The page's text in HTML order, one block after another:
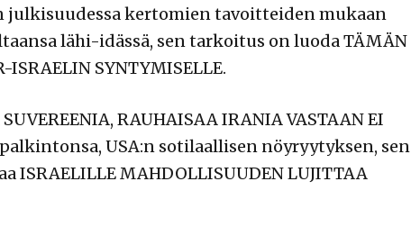
kertomien tavoitteiden mukaan
lähi-idässä, sen tarkoitus on luoda TÄMÄN
ISRAELIN SYNTYMISELLE.
RAUHAISAA IRANIA VASTAAN EI
palkintonsa, USA:n sotilaallisen nöyryytyksen, sen
ISRAELILLE MAHDOLLISUUDEN LUJITTAA